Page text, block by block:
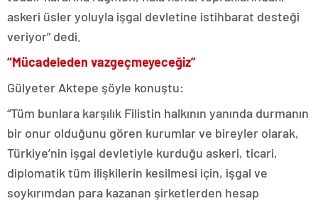
askeri üsler yoluyla işgal devletine istihbarat desteği
veriyor” dedi.
“Mücadeleden vazgeçmeyeceğiz”
Gülyeter Aktepe şöyle konuştu:
“Tüm bunlara karşılık Filistin halkının yanında durmanın
bir onur olduğunu gören kurumlar ve bireyler olarak,
Türkiye’nin işgal devletiyle kurduğu askeri, ticari,
diplomatik tüm ilişkilerin kesilmesi için, işgal ve
soykırımdan para kazanan şirketlerden hesap